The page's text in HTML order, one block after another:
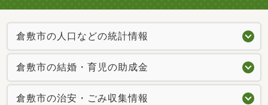
倉敷市の人口などの統計情報
倉敷市の結婚・育児の助成金
倉敷市の治安・ごみ収集情報